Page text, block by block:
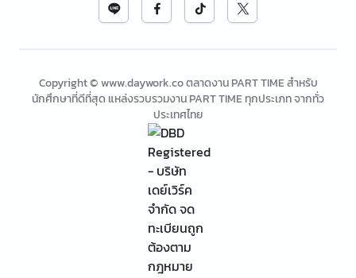
Copyright © www.daywork.co ตลาดงาน PART TIME สำหรับ
นักศึกษาที่ดีที่สุด แหล่งรวบรวมงาน PART TIME ทุกประเภท จากทั่ว
ประเทศไทย